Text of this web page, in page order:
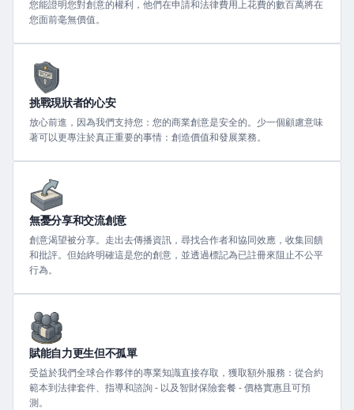
您能證明您對創意的權利，他們在申請和法律費用上花費的數百萬將在
您面前毫無價值。
挑戰現狀者的心安
放心前進，因為我們支持您：您的商業創意是安全的。少一個顧慮意味
著可以更專注於真正重要的事情：創造價值和發展業務。
無憂分享和交流創意
創意渴望被分享。走出去傳播資訊，尋找合作者和協同效應，收集回饋
和批評。但始終明確這是您的創意，並透過標記為已註冊來阻止不公平
行為。
賦能自力更生但不孤單
受益於我們全球合作夥伴的專業知識直接存取，獲取額外服務：從合約
範本到法律套件、指導和諮詢 - 以及智財保險套餐 - 價格實惠且可預
測。